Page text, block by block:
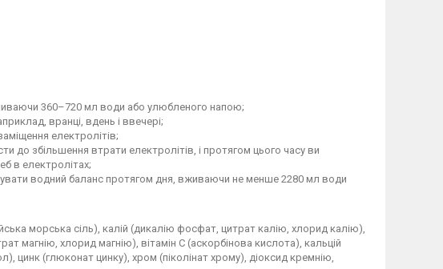
360–720 мл води або улюбленого напою;
вранці, вдень і ввечері;
електролітів;
до збільшення втрати електролітів, і протягом цього часу ви
в електролітах;
водний баланс протягом дня, вживаючи не менше 2280 мл води
морська сіль), калій (дикалію фосфат, цитрат калію, хлорид калію),
магнію, хлорид магнію), вітамін C (аскорбінова кислота), кальцій
цинк (глюконат цинку), хром (піколінат хрому), діоксид кремнію,